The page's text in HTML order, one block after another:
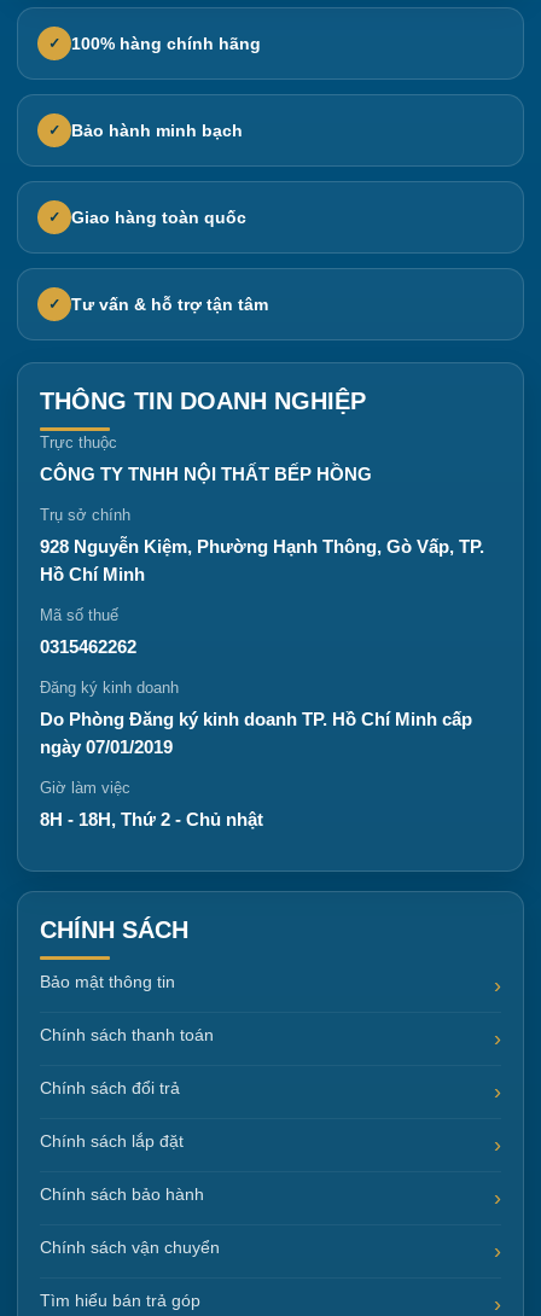
✓ 100% hàng chính hãng
✓ Bảo hành minh bạch
✓ Giao hàng toàn quốc
✓ Tư vấn & hỗ trợ tận tâm
THÔNG TIN DOANH NGHIỆP
Trực thuộc
CÔNG TY TNHH NỘI THẤT BẾP HỒNG
Trụ sở chính
928 Nguyễn Kiệm, Phường Hạnh Thông, Gò Vấp, TP.
Hồ Chí Minh
Mã số thuế
0315462262
Đăng ký kinh doanh
Do Phòng Đăng ký kinh doanh TP. Hồ Chí Minh cấp
ngày 07/01/2019
Giờ làm việc
8H - 18H, Thứ 2 - Chủ nhật
CHÍNH SÁCH
Bảo mật thông tin
Chính sách thanh toán
Chính sách đổi trả
Chính sách lắp đặt
Chính sách bảo hành
Chính sách vận chuyển
Tìm hiểu bán trả góp